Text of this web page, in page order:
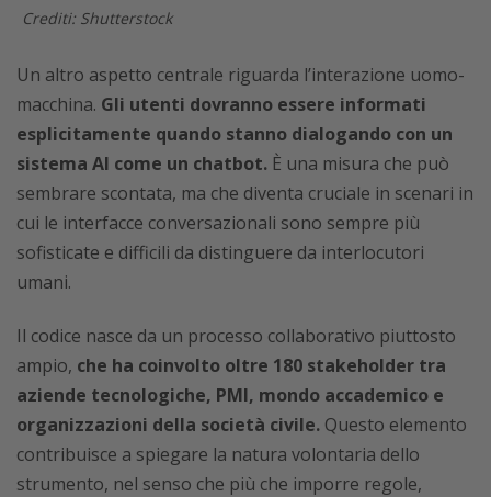
Crediti: Shutterstock
Un altro aspetto centrale riguarda l’interazione uomo-
macchina. Gli utenti dovranno essere informati
esplicitamente quando stanno dialogando con un
sistema AI come un chatbot. È una misura che può
sembrare scontata, ma che diventa cruciale in scenari in
cui le interfacce conversazionali sono sempre più
sofisticate e difficili da distinguere da interlocutori
umani.
Il codice nasce da un processo collaborativo piuttosto
ampio, che ha coinvolto oltre 180 stakeholder tra
aziende tecnologiche, PMI, mondo accademico e
organizzazioni della società civile. Questo elemento
contribuisce a spiegare la natura volontaria dello
strumento, nel senso che più che imporre regole,